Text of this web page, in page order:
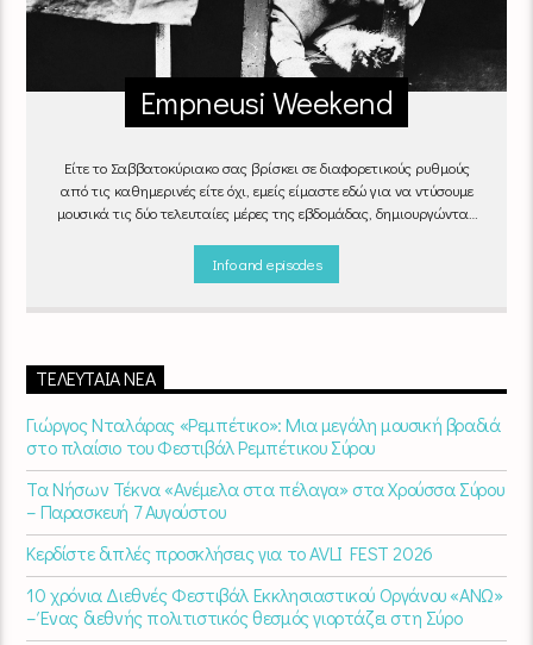
Empneusi Weekend
Είτε το Σαββατοκύριακο σας βρίσκει σε διαφορετικούς ρυθμούς
από τις καθημερινές είτε όχι, εμείς είμαστε εδώ για να ντύσουμε
μουσικά τις δύο τελευταίες μέρες της εβδομάδας, δημιουργώντας
Info and episodes
ΤΕΛΕΥΤΑΊΑ ΝΈΑ
Γιώργος Νταλάρας «Ρεμπέτικο»: Μια μεγάλη μουσική βραδιά
στο πλαίσιο του Φεστιβάλ Ρεμπέτικου Σύρου
Τα Νήσων Τέκνα «Ανέμελα στα πέλαγα» στα Χρούσσα Σύρου
– Παρασκευή 7 Αυγούστου
Κερδίστε διπλές προσκλήσεις για το AVLI FEST 2026
10 χρόνια Διεθνές Φεστιβάλ Εκκλησιαστικού Οργάνου «ΑΝΩ»
– Ένας διεθνής πολιτιστικός θεσμός γιορτάζει στη Σύρο​